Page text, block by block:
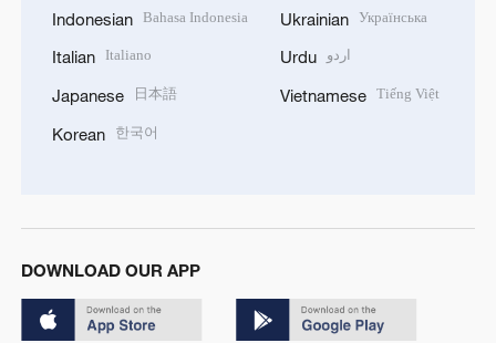
Indonesian Bahasa Indonesia
Italian Italiano
Japanese 日本語
Korean 한국어
Ukrainian Українська
Urdu اردو
Vietnamese Tiếng Việt
DOWNLOAD OUR APP